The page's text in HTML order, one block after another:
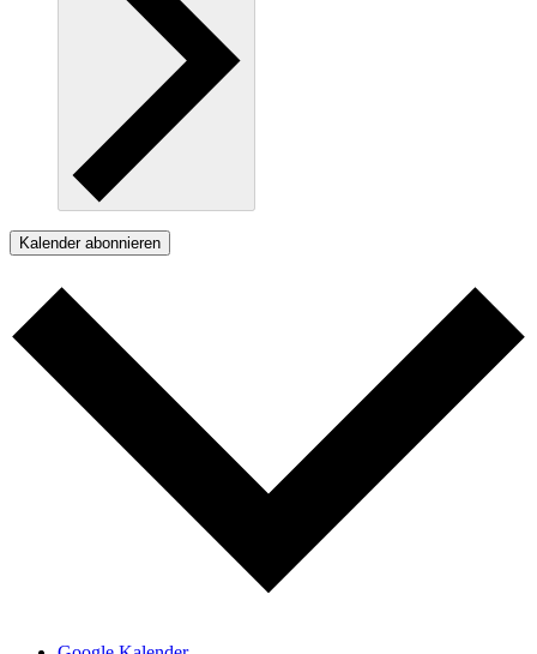
Kalender abonnieren